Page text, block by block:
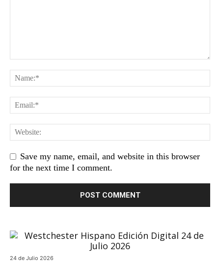
Save my name, email, and website in this browser
for the next time I comment.
24 de Julio 2026